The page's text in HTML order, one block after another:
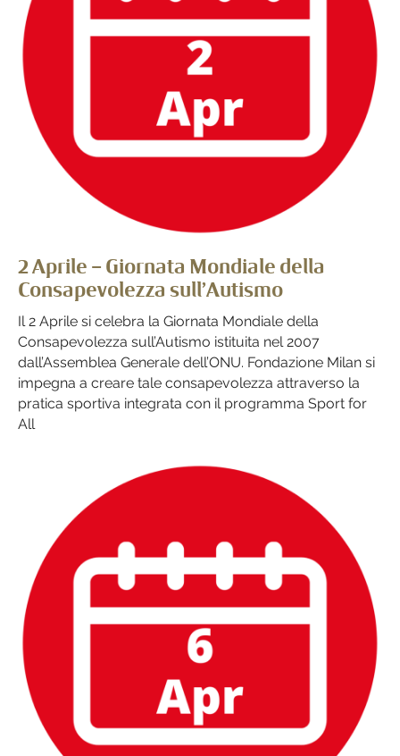
2 Aprile – Giornata Mondiale della
Consapevolezza sull’Autismo
Il 2 Aprile si celebra la Giornata Mondiale della
Consapevolezza sull’Autismo istituita nel 2007
dall’Assemblea Generale dell’ONU. Fondazione Milan si
impegna a creare tale consapevolezza attraverso la
pratica sportiva integrata con il programma Sport for
All